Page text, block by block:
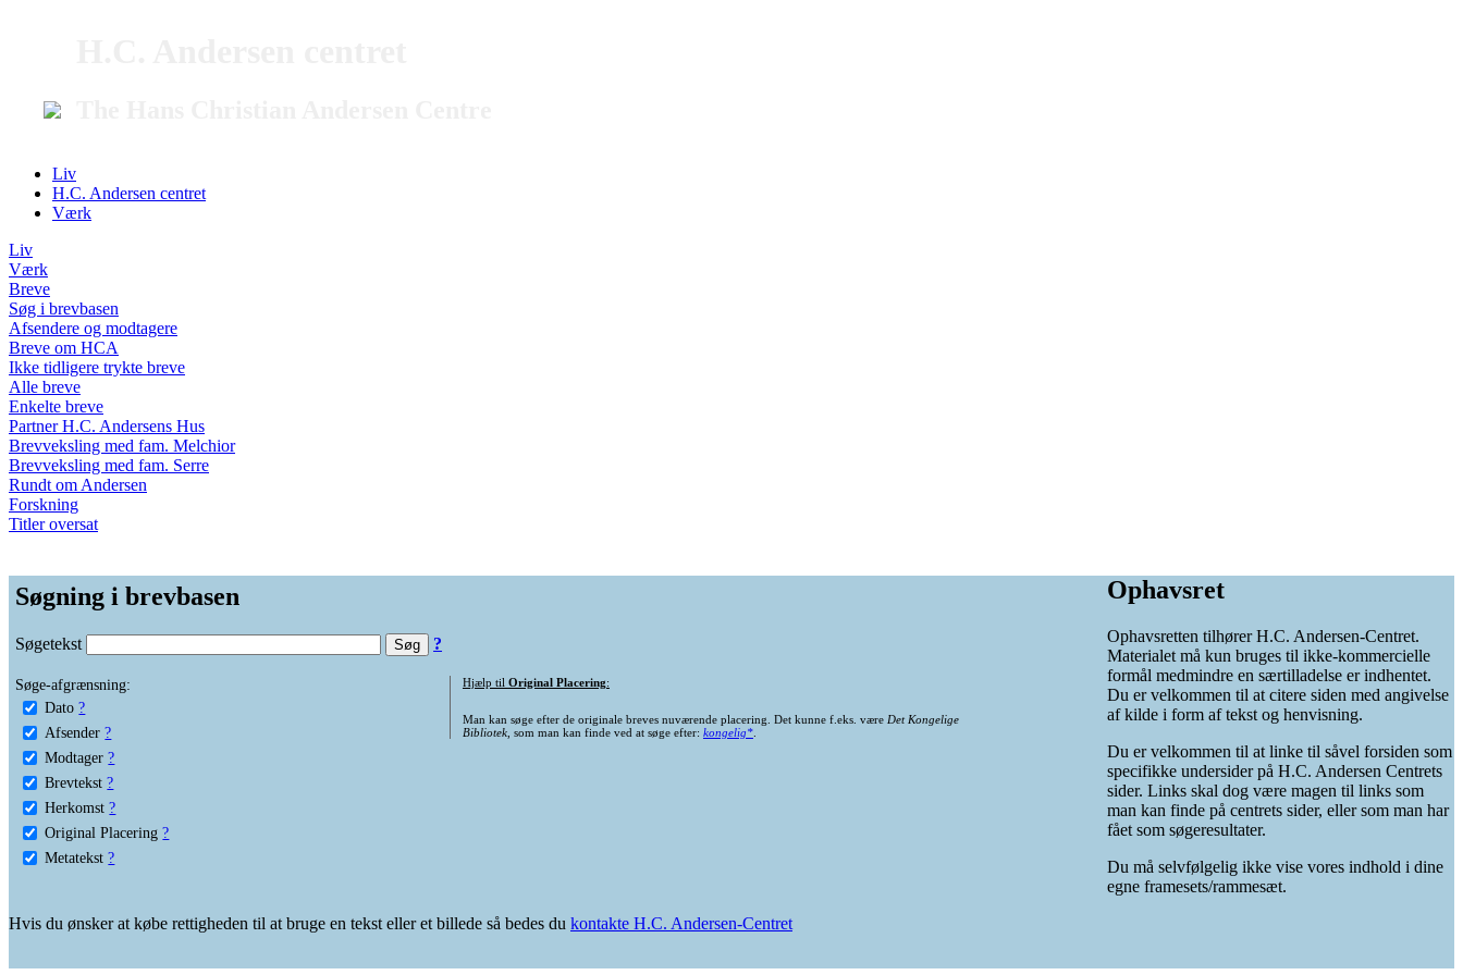
Liv
H.C. Andersen centret
Værk
Liv
Værk
Breve
Søg i brevbasen
Afsendere og modtagere
Breve om HCA
Ikke tidligere trykte breve
Alle breve
Enkelte breve
Partner H.C. Andersens Hus
Brevveksling med fam. Melchior
Brevveksling med fam. Serre
Rundt om Andersen
Forskning
Titler oversat
Søgning i brevbasen
Søgetekst ?
Søge-afgrænsning:
Dato ?
Afsender ?
Modtager ?
Brevtekst ?
Herkomst ?
Original Placering ?
Metatekst ?
Hjælp til Original Placering:
Man kan søge efter de originale breves nuværende placering. Det kunne f.eks. være Det Kongelige
Bibliotek, som man kan finde ved at søge efter: kongelig*.
Ophavsret
Ophavsretten tilhører H.C. Andersen-Centret.
Materialet må kun bruges til ikke-kommercielle
formål medmindre en særtilladelse er indhentet.
Du er velkommen til at citere siden med angivelse
af kilde i form af tekst og henvisning.
Du er velkommen til at linke til såvel forsiden som
specifikke undersider på H.C. Andersen Centrets
sider. Links skal dog være magen til links som
man kan finde på centrets sider, eller som man har
fået som søgeresultater.
Du må selvfølgelig ikke vise vores indhold i dine
egne framesets/rammesæt.
Hvis du ønsker at købe rettigheden til at bruge en tekst eller et billede så bedes du kontakte H.C. Andersen-Centret